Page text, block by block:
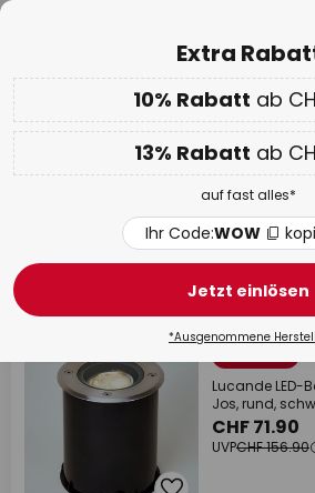
10% ab CHF 149 & 13% ab CHF
Code:WOW kopieren
WOW Week:Bis zu -
LED Bodenstrahler
187 Artikel
Lucande LED-
Jos, rund,
CHF 71.90
UVPCHF 156.90
Extra
10% Rabatt ab
13% Rabatt ab
auf fast alles*
Ihr Code:WOW
Jetzt einlösen
*Ausgenommene